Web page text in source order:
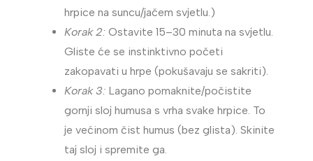
hrpice na suncu/jačem svjetlu.)
Korak 2: Ostavite 15–30 minuta na svjetlu.
Gliste će se instinktivno početi
zakopavati u hrpe (pokušavaju se sakriti).
Korak 3: Lagano pomaknite/počistite
gornji sloj humusa s vrha svake hrpice. To
je većinom čist humus (bez glista). Skinite
taj sloj i spremite ga.